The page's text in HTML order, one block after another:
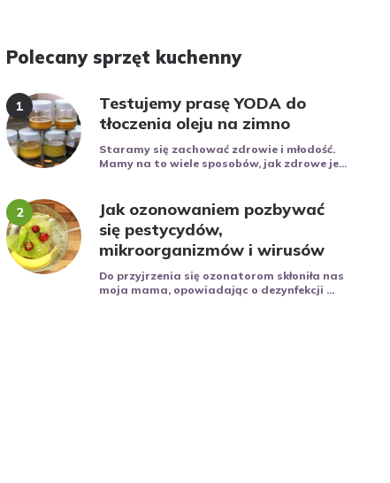
Polecany sprzęt kuchenny
Testujemy prasę YODA do
tłoczenia oleju na zimno
Staramy się zachować zdrowie i młodość.
Mamy na to wiele sposobów, jak zdrowe je...
Jak ozonowaniem pozbywać
się pestycydów,
mikroorganizmów i wirusów
Do przyjrzenia się ozonatorom skłoniła nas
moja mama, opowiadając o dezynfekcji ...